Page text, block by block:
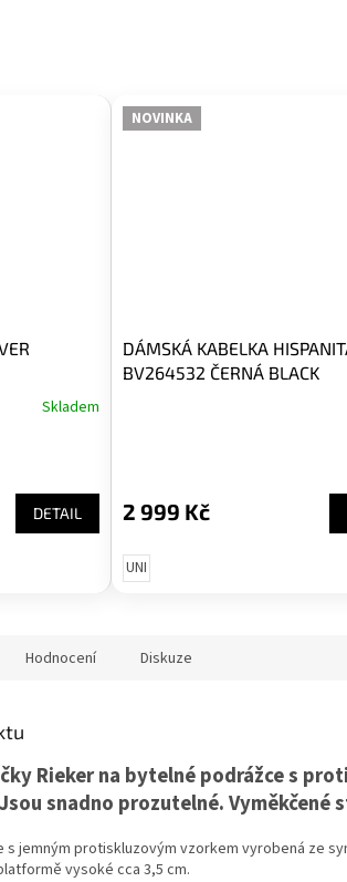
Skladem
DETAIL
NOVINKA
DÁMSKÁ KABELKA
BV264532 ČERNÁ BLACK
2 999 Kč
UNI
Hodnocení Diskuze
Rieker na bytelné podrážce s
snadno prozutelné.
s jemným protiskluzovým vzorkem vyrobená ze
vysoké cca 3,5 cm.